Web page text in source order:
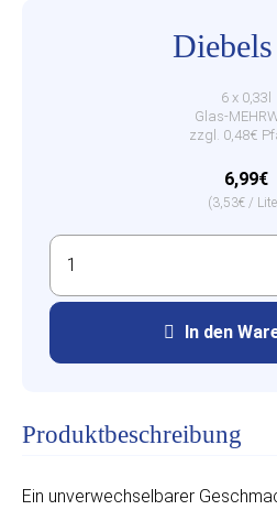
6 x 0,33l
Glas-
zzgl. 0,48€
6,99€
(3,53€ /
In den
Produktbeschreibung
Ein unverwechselbarer